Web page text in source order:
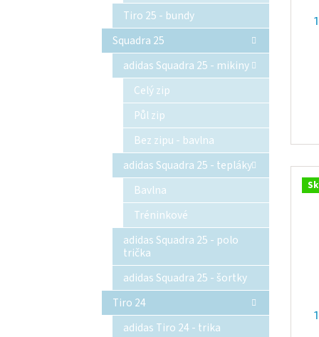
Tiro 25 - bundy
Squadra 25
adidas Squadra 25 - mikiny
Celý zip
Půl zip
Bez zipu - bavlna
adidas Squadra 25 - tepláky
Bavlna
Tréninkové
adidas Squadra 25 - polo
trička
adidas Squadra 25 - šortky
Tiro 24
adidas Tiro 24 - trika